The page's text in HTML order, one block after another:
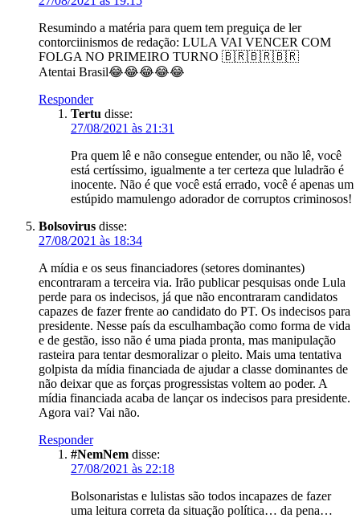
Resumindo a matéria para quem tem preguiça de ler
contorciinismos de redação: LULA VAI VENCER COM
FOLGA NO PRIMEIRO TURNO 🇧🇷🇧🇷🇧🇷
Atentai Brasil😂😂😂😂😂
Responder
Tertu disse:
27/08/2021 às 21:31
Pra quem lê e não consegue entender, ou não lê, você
está certíssimo, igualmente a ter certeza que luladrão é
inocente. Não é que você está errado, você é apenas um
estúpido mamulengo adorador de corruptos criminosos!
Bolsovirus disse:
27/08/2021 às 18:34
A mídia e os seus financiadores (setores dominantes)
encontraram a terceira via. Irão publicar pesquisas onde Lula
perde para os indecisos, já que não encontraram candidatos
capazes de fazer frente ao candidato do PT. Os indecisos para
presidente. Nesse país da esculhambação como forma de vida
e de gestão, isso não é uma piada pronta, mas manipulação
rasteira para tentar desmoralizar o pleito. Mais uma tentativa
golpista da mídia financiada de ajudar a classe dominantes de
não deixar que as forças progressistas voltem ao poder. A
mídia financiada acaba de lançar os indecisos para presidente.
Agora vai? Vai não.
Responder
#NemNem disse:
27/08/2021 às 22:18
Bolsonaristas e lulistas são todos incapazes de fazer
uma leitura correta da situação política… da pena…